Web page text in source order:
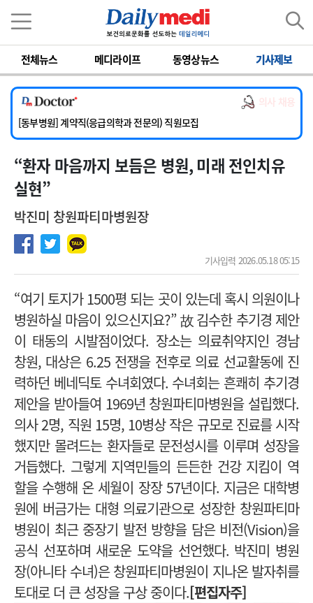
전체뉴스 메디라이프 동영상뉴스 기사제보
의사 채용
[서울아산병원] 2026년 하반기 인턴 모집
[영남대학교의료원] 마취통증의학과 임기제 임상의사 채용
[충남대학교병원] 소아청소년과(소아응급전담) 계약직 의사 공개채용
[동부병원] 계약직(응급의학과 전문의) 직원모집
[이대목동병원] 하반기 전공의(레지던트1년차) 모집
[서울아산병원] 2026년 하반기 인턴 모집
[영남대학교의료원] 마취통증의학과 임기제 임상의사 채용
“환자 마음까지 보듬은 병원, 미래 전인치유
실현”
박진미 창원파티마병원장
기사입력 2026.05.18 05:15
“여기 토지가 1500평 되는 곳이 있는데 혹시 의원이나
병원하실 마음이 있으신지요?” 故 김수한 추기경 제안
이 태동의 시발점이었다. 장소는 의료취약지인 경남
창원, 대상은 6.25 전쟁을 전후로 의료 선교활동에 진
력하던 베네딕토 수녀회였다. 수녀회는 흔쾌히 추기경
제안을 받아들여 1969년 창원파티마병원을 설립했다.
의사 2명, 직원 15명, 10병상 작은 규모로 진료를 시작
했지만 몰려드는 환자들로 문전성시를 이루며 성장을
거듭했다. 그렇게 지역민들의 든든한 건강 지킴이 역
할을 수행해 온 세월이 장장 57년이다. 지금은 대학병
원에 버금가는 대형 의료기관으로 성장한 창원파티마
병원이 최근 중장기 발전 방향을 담은 비전(Vision)을
공식 선포하며 새로운 도약을 선언했다. 박진미 병원
장(아니타 수녀)은 창원파티마병원이 지나온 발자취를
토대로 더 큰 성장을 구상 중이다.[편집자주]